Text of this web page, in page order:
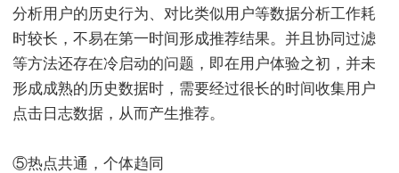
分析用户的历史行为、对比类似用户等数据分析工作耗
时较长，不易在第一时间形成推荐结果。并且协同过滤
等方法还存在冷启动的问题，即在用户体验之初，并未
形成成熟的历史数据时，需要经过很长的时间收集用户
点击日志数据，从而产生推荐。
⑤热点共通，个体趋同